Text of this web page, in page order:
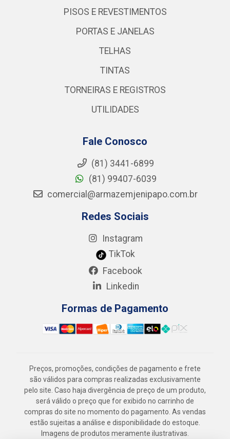
PISOS E REVESTIMENTOS
PORTAS E JANELAS
TELHAS
TINTAS
TORNEIRAS E REGISTROS
UTILIDADES
Fale Conosco
(81) 3441-6899
(81) 99407-6039
comercial@armazemjenipapo.com.br
Redes Sociais
Instagram
TikTok
Facebook
Linkedin
Formas de Pagamento
Preços, promoções, condições de pagamento e frete
são válidos para compras realizadas exclusivamente
pelo site. Caso haja divergência de preço de um produto,
será válido o preço que for exibido no carrinho de
compras do site no momento do pagamento. As vendas
estão sujeitas a análise e disponibilidade do estoque.
Imagens de produtos meramente ilustrativas.